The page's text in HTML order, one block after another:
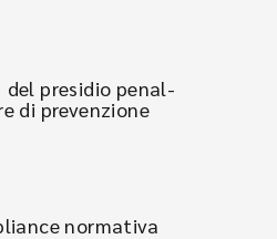
del presidio penal-
di prevenzione
normativa